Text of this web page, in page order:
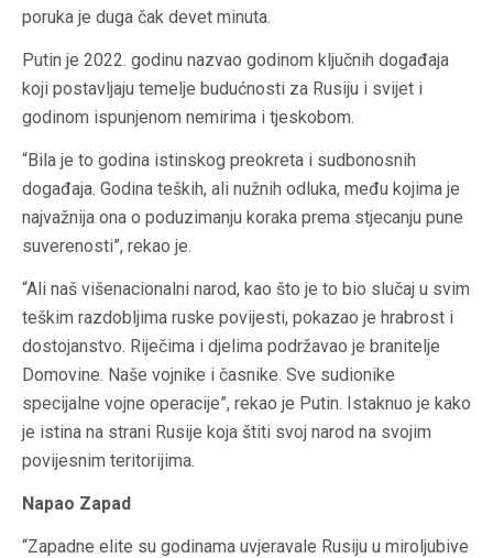
poruka je duga čak devet minuta.
Putin je 2022. godinu nazvao godinom ključnih događaja
koji postavljaju temelje budućnosti za Rusiju i svijet i
godinom ispunjenom nemirima i tjeskobom.
“Bila je to godina istinskog preokreta i sudbonosnih
događaja. Godina teških, ali nužnih odluka, među kojima je
najvažnija ona o poduzimanju koraka prema stjecanju pune
suverenosti”, rekao je.
“Ali naš višenacionalni narod, kao što je to bio slučaj u svim
teškim razdobljima ruske povijesti, pokazao je hrabrost i
dostojanstvo. Riječima i djelima podržavao je branitelje
Domovine. Naše vojnike i časnike. Sve sudionike
specijalne vojne operacije”, rekao je Putin. Istaknuo je kako
je istina na strani Rusije koja štiti svoj narod na svojim
povijesnim teritorijima.
Napao Zapad
“Zapadne elite su godinama uvjeravale Rusiju u miroljubive